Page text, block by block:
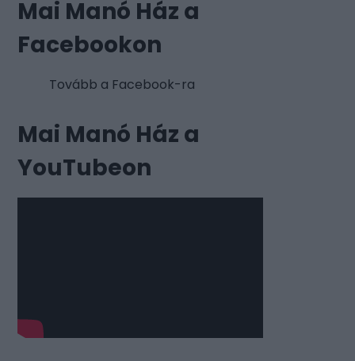
Mai Manó Ház a
Facebookon
Tovább a Facebook-ra
Mai Manó Ház a
YouTubeon